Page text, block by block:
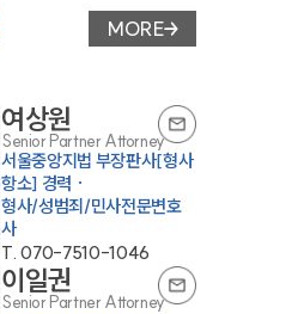
변호사 페이지 이동
MORE
여상원
Senior Partner Attorney
서울중앙지법 부장판사[형사
항소] 경력 ·
형사/성범죄/민사전문변호
사
T.070-7510-1046
이일권
Senior Partner Attorney